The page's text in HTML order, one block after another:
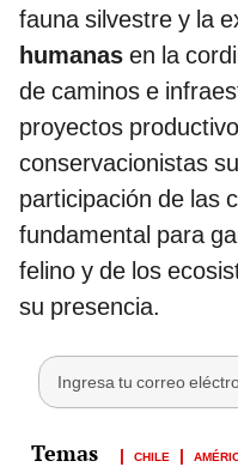
fauna silvestre y la
humanas en la
de caminos e
proyectos
conservacionistas
participación de las
fundamental para
felino y de los
su presencia.
CHILE